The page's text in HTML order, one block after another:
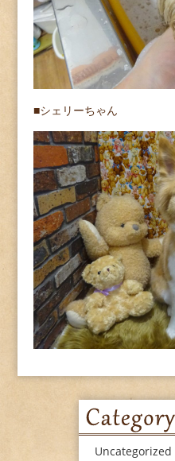
■シェリーちゃん
Uncategorized